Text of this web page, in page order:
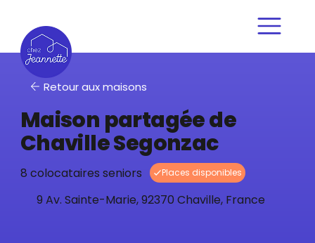
Retour aux maisons
Maison partagée de
Chaville Segonzac
8 colocataires seniors
9 Av. Sainte-Marie, 92370 Chaville, France